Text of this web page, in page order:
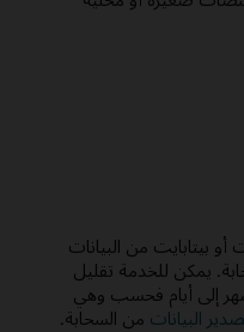
أو بيتابايت من البيانات
يمكن للخدمة تقليل
إلى أيام فحسب وهي
البيانات من السحابة.